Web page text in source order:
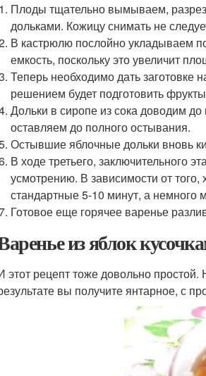
Плоды тщательно вымываем,
дольками. Кожицу снимать не
В кастрюлю послойно укладываем
емкость, поскольку это увеличит
Теперь необходимо дать заготовке
решением будет подготовить
Дольки в сиропе из сока доводим
оставляем до полного остывания.
Остывшие яблочные дольки вновь
В ходе третьего, заключительного
усмотрению. В зависимости от
стандартные 5-10 минут, а
Готовое еще горячее варенье
из яблок
этот рецепт тоже довольно
вы получите янтарное, с